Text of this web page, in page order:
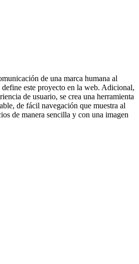
de una marca humana al
define este proyecto en la web. Adicional,
de usuario, se crea una herramienta
de fácil navegación que muestra al
de manera sencilla y con una imagen